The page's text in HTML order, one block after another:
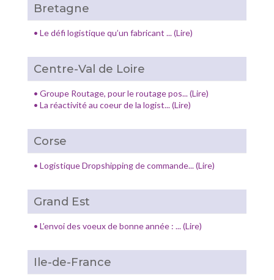
Bretagne
• Le défi logistique qu’un fabricant ... (Lire)
Centre-Val de Loire
• Groupe Routage, pour le routage pos... (Lire)
• La réactivité au coeur de la logist... (Lire)
Corse
• Logistique Dropshipping de commande... (Lire)
Grand Est
• L’envoi des voeux de bonne année : ... (Lire)
Ile-de-France